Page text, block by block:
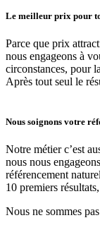
Le meilleur prix pour
Parce que prix
nous engageons à
circonstances, pour
Après tout seul le
Nous soignons votre
Notre métier c’est
nous nous
référencement
10 premiers
Nous ne sommes